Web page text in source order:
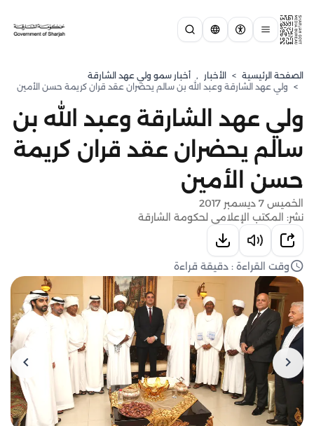
الصفحة الرئيسية > الأخبار , ⁠أخبار سمو ولي عهد الشارقة
> ولي عهد الشارقة وعبد الله بن سالم يحضران عقد قران كريمة حسن الأمين
ولي عهد الشارقة وعبد الله بن
سالم يحضران عقد قران كريمة
حسن الأمين
الخميس 7 ديسمبر 2017
نشر: المكتب الإعلامي لحكومة الشارقة
وقت القراءة : دقيقة قراءة